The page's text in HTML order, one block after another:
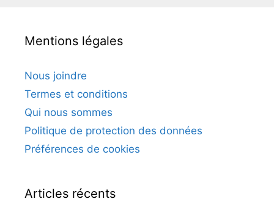
Mentions légales
Nous joindre
Termes et conditions
Qui nous sommes
Politique de protection des données
Préférences de cookies
Articles récents